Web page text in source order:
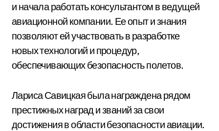
и начала работать консультантом в ведущей
авиационной компании. Ее опыт и знания
позволяют ей участвовать в разработке
новых технологий и процедур,
обеспечивающих безопасность полетов.
Лариса Савицкая была награждена рядом
престижных наград и званий за свои
достижения в области безопасности авиации.